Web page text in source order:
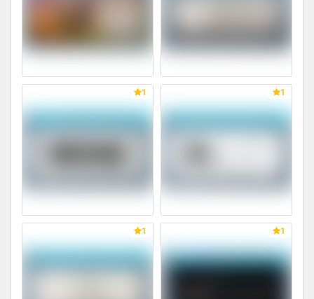
1 1
1 1